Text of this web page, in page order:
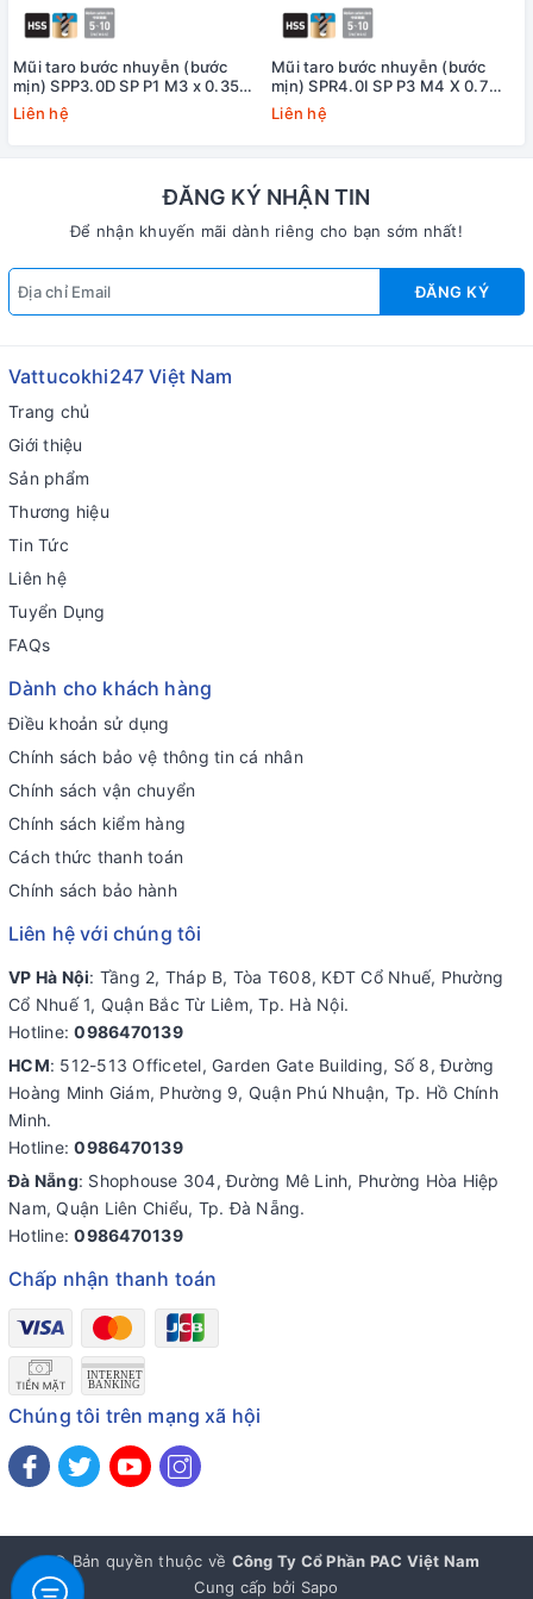
Mũi taro bước nhuyễn (bước
mịn) SPP3.0D SP P1 M3 x 0.35
Yamawa
Liên hệ
Mũi taro bước nhuyễn (bước
mịn) SPR4.0I SP P3 M4 X 0.7
+20 Yamawa (dung sai lớn)
Liên hệ
ĐĂNG KÝ NHẬN TIN
Để nhận khuyến mãi dành riêng cho bạn sớm nhất!
ĐĂNG KÝ
Vattucokhi247 Việt Nam
Trang chủ
Giới thiệu
Sản phẩm
Thương hiệu
Tin Tức
Liên hệ
Tuyển Dụng
FAQs
Dành cho khách hàng
Điều khoản sử dụng
Chính sách bảo vệ thông tin cá nhân
Chính sách vận chuyển
Chính sách kiểm hàng
Cách thức thanh toán
Chính sách bảo hành
Liên hệ với chúng tôi
VP Hà Nội: Tầng 2, Tháp B, Tòa T608, KĐT Cổ Nhuế, Phường
Cổ Nhuế 1, Quận Bắc Từ Liêm, Tp. Hà Nội.
Hotline:0986470139
HCM: 512-513 Officetel, Garden Gate Building, Số 8, Đường
Hoàng Minh Giám, Phường 9, Quận Phú Nhuận, Tp. Hồ Chính
Minh.
Hotline:0986470139
Đà Nẵng: Shophouse 304, Đường Mê Linh, Phường Hòa Hiệp
Nam, Quận Liên Chiểu, Tp. Đà Nẵng.
Hotline:0986470139
Chấp nhận thanh toán
Chúng tôi trên mạng xã hội
© Bản quyền thuộc về Công Ty Cổ Phần PAC Việt Nam
Cung cấp bởi Sapo